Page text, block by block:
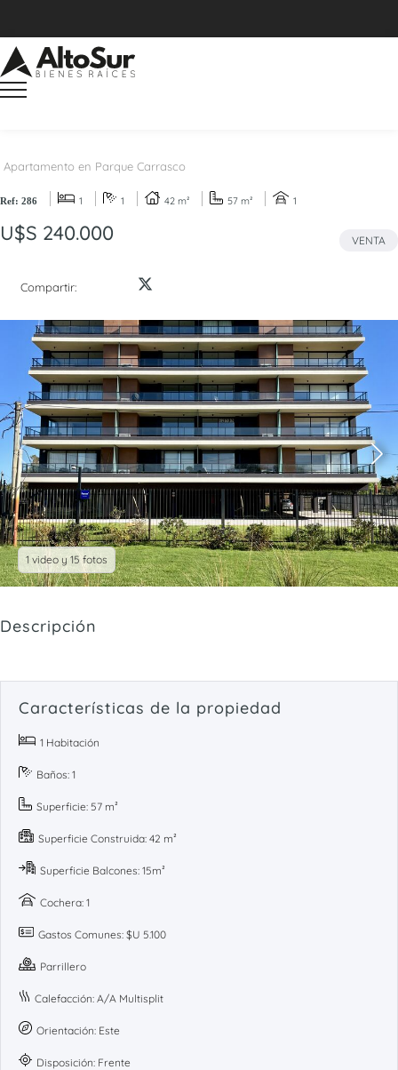
Apartamento en Parque Carrasco
Ref: 286 1 1 42 m² 57 m² 1
U$S 240.000 VENTA
Compartir:
1 video y 15 fotos
Descripción
Características de la propiedad
1 Habitación
Baños: 1
Superficie: 57 m²
Superficie Construida: 42 m²
Superficie Balcones: 15m²
Cochera: 1
Gastos Comunes: $U 5.100
Parrillero
Calefacción: A/A Multisplit
Orientación: Este
Disposición: Frente